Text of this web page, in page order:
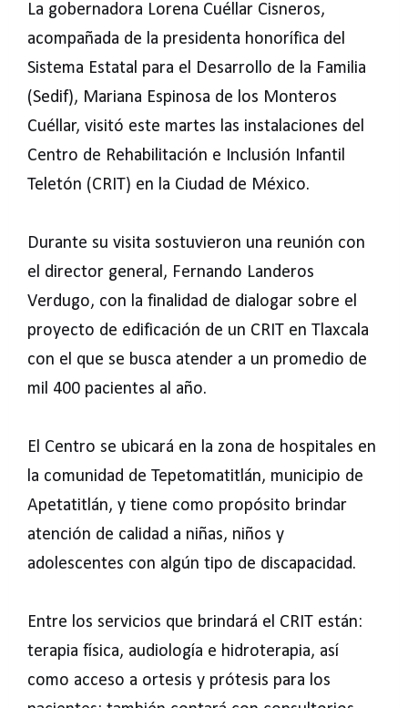
La gobernadora Lorena Cuéllar Cisneros,
acompañada de la presidenta honorífica del
Sistema Estatal para el Desarrollo de la Familia
(Sedif), Mariana Espinosa de los Monteros
Cuéllar, visitó este martes las instalaciones del
Centro de Rehabilitación e Inclusión Infantil
Teletón (CRIT) en la Ciudad de México.
Durante su visita sostuvieron una reunión con
el director general, Fernando Landeros
Verdugo, con la finalidad de dialogar sobre el
proyecto de edificación de un CRIT en Tlaxcala
con el que se busca atender a un promedio de
mil 400 pacientes al año.
El Centro se ubicará en la zona de hospitales en
la comunidad de Tepetomatitlán, municipio de
Apetatitlán, y tiene como propósito brindar
atención de calidad a niñas, niños y
adolescentes con algún tipo de discapacidad.
Entre los servicios que brindará el CRIT están:
terapia física, audiología e hidroterapia, así
como acceso a ortesis y prótesis para los